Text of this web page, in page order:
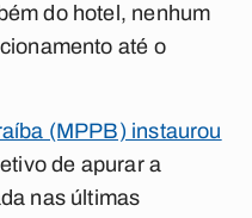
do hotel, nenhum
até o
(MPPB) instaurou
de apurar a
nas últimas